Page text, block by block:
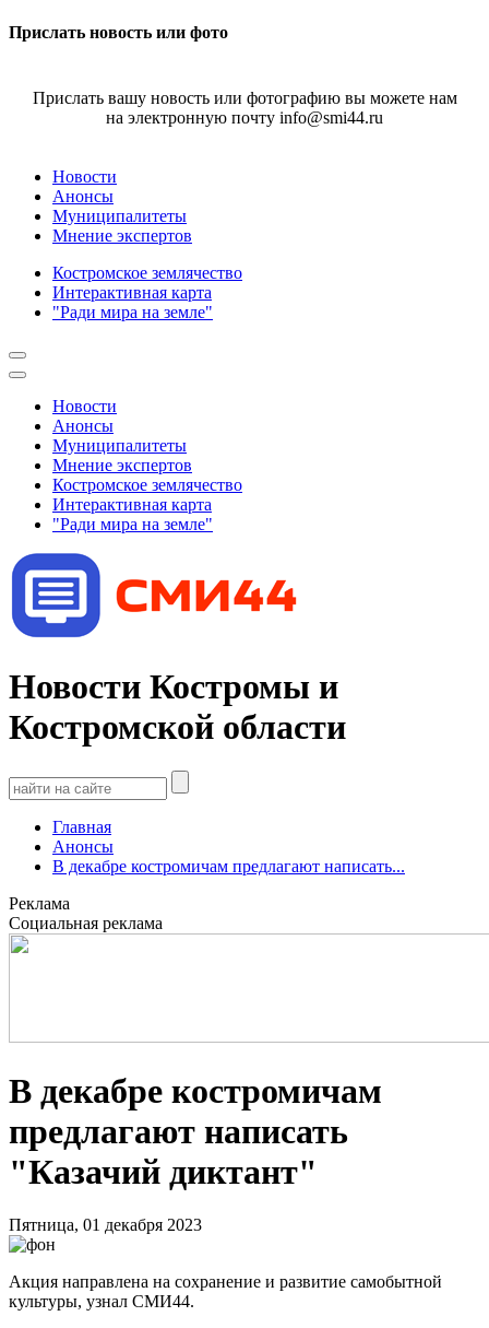
Прислать новость или фото
Прислать вашу новость или фотографию вы можете нам
на электронную почту info@smi44.ru
Новости
Анонсы
Муниципалитеты
Мнение экспертов
Костромское землячество
Интерактивная карта
"Ради мира на земле"
Новости
Анонсы
Муниципалитеты
Мнение экспертов
Костромское землячество
Интерактивная карта
"Ради мира на земле"
Новости Костромы и
Костромской области
Главная
Анонсы
В декабре костромичам предлагают написать...
Реклама
Социальная реклама
В декабре костромичам
предлагают написать
"Казачий диктант"
Пятница, 01 декабря 2023
Акция направлена на сохранение и развитие самобытной
культуры, узнал СМИ44.